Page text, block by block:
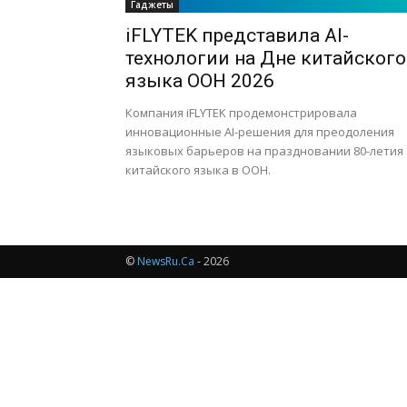
Гаджеты
iFLYTEK представила AI-
технологии на Дне китайского
языка ООН 2026
Компания iFLYTEK продемонстрировала
инновационные AI-решения для преодоления
языковых барьеров на праздновании 80-летия
китайского языка в ООН.
© NewsRu.Ca - 2026